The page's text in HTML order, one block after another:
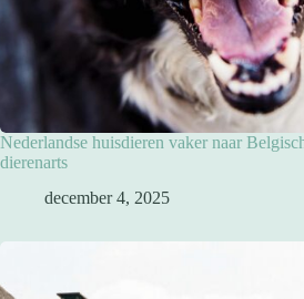
Nederlandse huisdieren vaker naar
dierenarts
december 4, 2025